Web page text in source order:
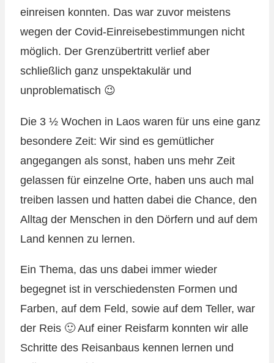
einreisen konnten. Das war zuvor meistens
wegen der Covid-Einreisebestimmungen nicht
möglich. Der Grenzübertritt verlief aber
schließlich ganz unspektakulär und
unproblematisch 😉
Die 3 ½ Wochen in Laos waren für uns eine ganz
besondere Zeit: Wir sind es gemütlicher
angegangen als sonst, haben uns mehr Zeit
gelassen für einzelne Orte, haben uns auch mal
treiben lassen und hatten dabei die Chance, den
Alltag der Menschen in den Dörfern und auf dem
Land kennen zu lernen.
Ein Thema, das uns dabei immer wieder
begegnet ist in verschiedensten Formen und
Farben, auf dem Feld, sowie auf dem Teller, war
der Reis 🙂 Auf einer Reisfarm konnten wir alle
Schritte des Reisanbaus kennen lernen und